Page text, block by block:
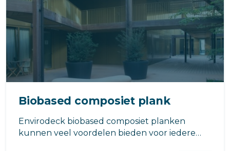
Biobased composiet plank
Envirodeck biobased composiet planken
kunnen veel voordelen bieden voor iedere